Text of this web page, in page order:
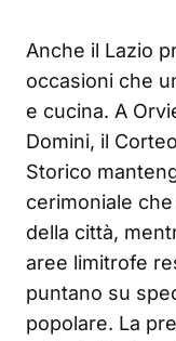
Anche il Lazio
occasioni che
e cucina. A
Domini, il
Storico
cerimoniale
della città,
aree limitrofe
puntano su
popolare. La